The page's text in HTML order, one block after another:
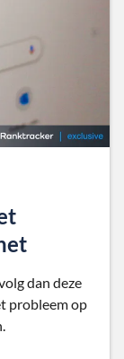
dan deze
probleem op